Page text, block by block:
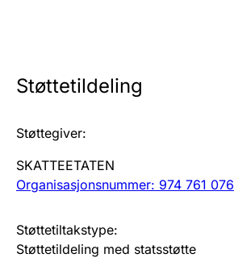
Ektepaktveileder
Offentlig sektor
Støttetildeling
Støttegiver:
SKATTEETATEN
Organisasjonsnummer: 974 761 076
Støttetiltakstype:
Støttetildeling med statsstøtte